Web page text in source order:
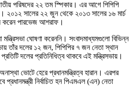
পরিষদের ২২ তম স্পিকার। এর আগে পিপিপি
২০১২ সালের ২২ জুন থেকে ২০১৩ সালের ১৬ মার্চ
করেন পারভেজ আশরাফ।
মন্ত্রিসভা ঘোষণা করেননি। সংবাদমাধ্যমগুলো বিভিন্ন
তাঁর দলের ১২ জন, পিপিপির ৭ জন নেতা স্থান
দলের প্রতিনিধিত্ব থাকবে এই মন্ত্রিসভায়।
ভোটে হেরে প্রধানমন্ত্রিত্ব হারান। এরপর
প্রধানমন্ত্রী নির্বাচিত হন পিএমএল (এন) নেতা